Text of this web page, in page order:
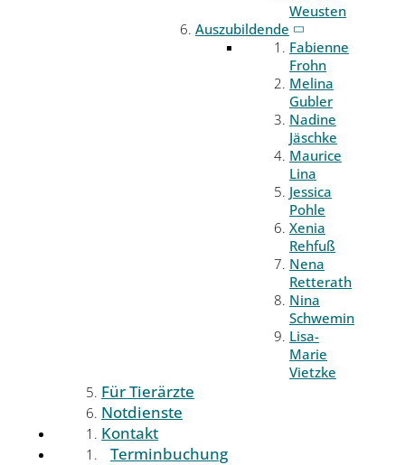
Weusten
Auszubildende
Fabienne
Frohn
Melina
Gubler
Nadine
Jäschke
Maurice
Lina
Jessica
Pohle
Xenia
Rehfuß
Nena
Retterath
Nina
Schwemin
Lisa-
Marie
Vietzke
Für Tierärzte
Notdienste
Kontakt
Terminbuchung